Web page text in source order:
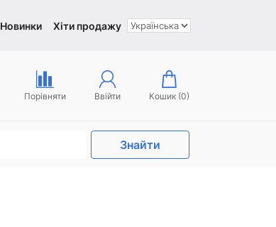
Новинки Хіти продажу
Порівняти Ввійти Кошик (0)
Знайти